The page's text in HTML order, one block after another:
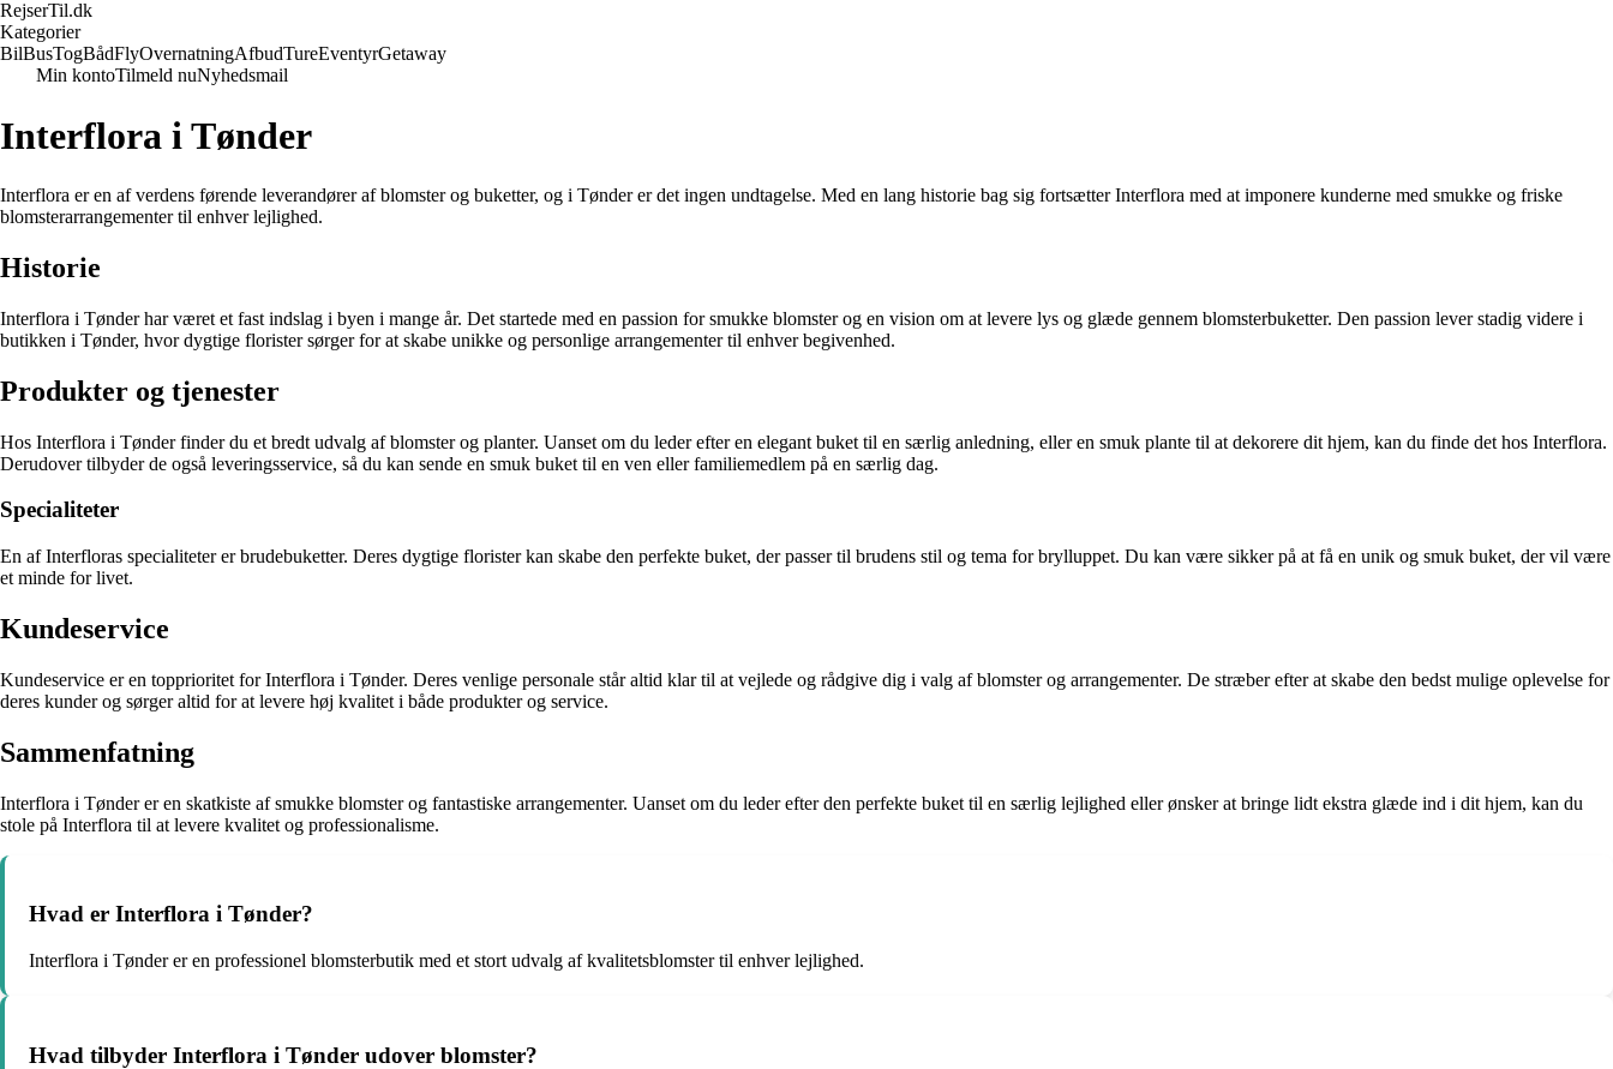
RejserTil.dk
Kategorier
BilBusTogBådFlyOvernatningAfbudTureEventyrGetaway
Min kontoTilmeld nuNyhedsmail
Interflora i Tønder
Interflora er en af verdens førende leverandører af blomster og buketter, og i Tønder er det ingen undtagelse. Med en lang historie bag sig fortsætter Interflora med at imponere kunderne med smukke og friske
blomsterarrangementer til enhver lejlighed.
Historie
Interflora i Tønder har været et fast indslag i byen i mange år. Det startede med en passion for smukke blomster og en vision om at levere lys og glæde gennem blomsterbuketter. Den passion lever stadig videre i
butikken i Tønder, hvor dygtige florister sørger for at skabe unikke og personlige arrangementer til enhver begivenhed.
Produkter og tjenester
Hos Interflora i Tønder finder du et bredt udvalg af blomster og planter. Uanset om du leder efter en elegant buket til en særlig anledning, eller en smuk plante til at dekorere dit hjem, kan du finde det hos Interflora.
Derudover tilbyder de også leveringsservice, så du kan sende en smuk buket til en ven eller familiemedlem på en særlig dag.
Specialiteter
En af Interfloras specialiteter er brudebuketter. Deres dygtige florister kan skabe den perfekte buket, der passer til brudens stil og tema for brylluppet. Du kan være sikker på at få en unik og smuk buket, der vil være
et minde for livet.
Kundeservice
Kundeservice er en topprioritet for Interflora i Tønder. Deres venlige personale står altid klar til at vejlede og rådgive dig i valg af blomster og arrangementer. De stræber efter at skabe den bedst mulige oplevelse for
deres kunder og sørger altid for at levere høj kvalitet i både produkter og service.
Sammenfatning
Interflora i Tønder er en skatkiste af smukke blomster og fantastiske arrangementer. Uanset om du leder efter den perfekte buket til en særlig lejlighed eller ønsker at bringe lidt ekstra glæde ind i dit hjem, kan du
stole på Interflora til at levere kvalitet og professionalisme.
Hvad er Interflora i Tønder?
Interflora i Tønder er en professionel blomsterbutik med et stort udvalg af kvalitetsblomster til enhver lejlighed.
Hvad tilbyder Interflora i Tønder udover blomster?